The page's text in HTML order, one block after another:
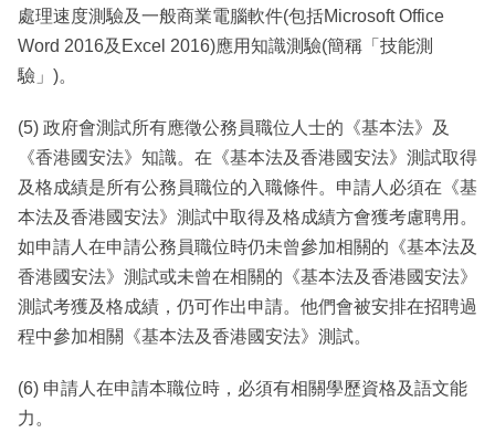
處理速度測驗及一般商業電腦軟件(包括Microsoft Office
Word 2016及Excel 2016)應用知識測驗(簡稱「技能測
驗」)。
(5) 政府會測試所有應徵公務員職位人士的《基本法》及
《香港國安法》知識。在《基本法及香港國安法》測試取得
及格成績是所有公務員職位的入職條件。申請人必須在《基
本法及香港國安法》測試中取得及格成績方會獲考慮聘用。
如申請人在申請公務員職位時仍未曾參加相關的《基本法及
香港國安法》測試或未曾在相關的《基本法及香港國安法》
測試考獲及格成績，仍可作出申請。他們會被安排在招聘過
程中參加相關《基本法及香港國安法》測試。
(6) 申請人在申請本職位時，必須有相關學歷資格及語文能
力。